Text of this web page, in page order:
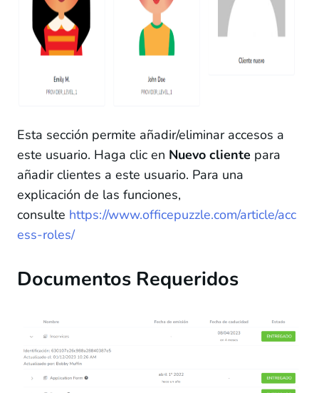
Esta sección permite añadir/eliminar accesos a
este usuario. Haga clic en Nuevo cliente para
añadir clientes a este usuario. Para una
explicación de las funciones,
consulte https://www.officepuzzle.com/article/acc
ess-roles/
Documentos Requeridos